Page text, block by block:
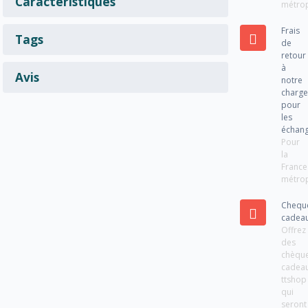
Tags
Avis
Frais
de
retour
à
notre
charge
pour
les
Pour
la
France
Offrez
des
ttshop
qui
seront